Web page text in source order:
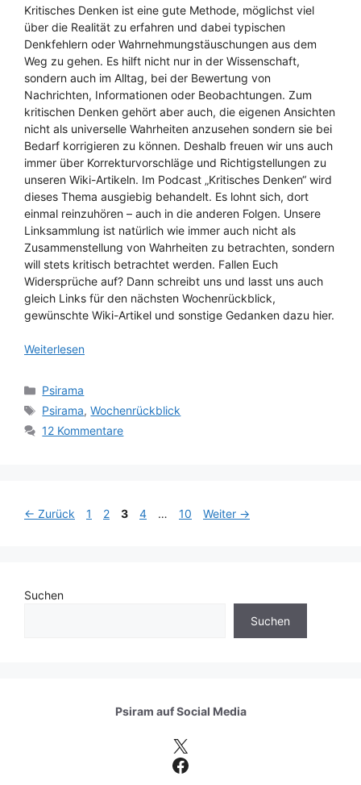
Kritisches Denken ist eine gute Methode, möglichst viel
über die Realität zu erfahren und dabei typischen
Denkfehlern oder Wahrnehmungstäuschungen aus dem
Weg zu gehen. Es hilft nicht nur in der Wissenschaft,
sondern auch im Alltag, bei der Bewertung von
Nachrichten, Informationen oder Beobachtungen. Zum
kritischen Denken gehört aber auch, die eigenen Ansichten
nicht als universelle Wahrheiten anzusehen sondern sie bei
Bedarf korrigieren zu können. Deshalb freuen wir uns auch
immer über Korrekturvorschläge und Richtigstellungen zu
unseren Wiki-Artikeln. Im Podcast „Kritisches Denken“ wird
dieses Thema ausgiebig behandelt. Es lohnt sich, dort
einmal reinzuhören – auch in die anderen Folgen. Unsere
Linksammlung ist natürlich wie immer auch nicht als
Zusammenstellung von Wahrheiten zu betrachten, sondern
will stets kritisch betrachtet werden. Fallen Euch
Widersprüche auf? Dann schreibt uns und lasst uns auch
gleich Links für den nächsten Wochenrückblick,
gewünschte Wiki-Artikel und sonstige Gedanken dazu hier.
Weiterlesen
Kategorien
Psirama
Schlagwörter
Psirama,Wochenrückblick
12 Kommentare
← Zurück Seite
1 Seite
2 Seite
3 Seite
4 … Seite
10 Weiter →
Suchen
Suchen
Psiram aufSocial Media
X
Facebook